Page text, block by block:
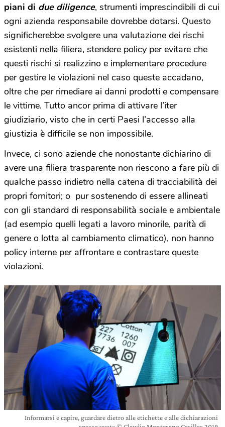
piani di due diligence, strumenti imprescindibili di cui
ogni azienda responsabile dovrebbe dotarsi. Questo
significherebbe svolgere una valutazione dei rischi
esistenti nella filiera, stendere policy per evitare che
questi rischi si realizzino e implementare procedure
per gestire le violazioni nel caso queste accadano,
oltre che per rimediare ai danni prodotti e compensare
le vittime. Tutto ancor prima di attivare l’iter
giudiziario, visto che in certi Paesi l’accesso alla
giustizia è difficile se non impossibile.
Invece, ci sono aziende che nonostante dichiarino di
avere una filiera trasparente non riescono a fare più di
qualche passo indietro nella catena di tracciabilità dei
propri fornitori; o pur sostenendo di essere allineati
con gli standard di responsabilità sociale e ambientale
(ad esempio quelli legati a lavoro minorile, parità di
genere o lotta al cambiamento climatico), non hanno
policy interne per affrontare e contrastare queste
violazioni.
Informarsi e capire, guardare dietro alle etichette e alle dichiarazioni